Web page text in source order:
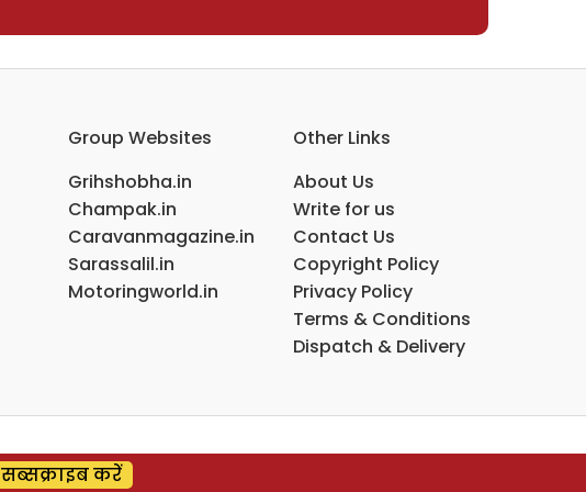
Group Websites
Grihshobha.in
Champak.in
Caravanmagazine.in
Sarassalil.in
Motoringworld.in
Other Links
About Us
Write for us
Contact Us
Copyright Policy
Privacy Policy
Terms & Conditions
Dispatch & Delivery
सब्सक्राइब करें